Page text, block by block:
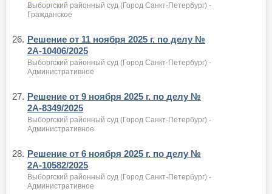
Выборгский районный суд (Город Санкт-Петербург) -
Гражданское
26. Решение от 11 ноября 2025 г. по делу №
2А-10406/2025
Выборгский районный суд (Город Санкт-Петербург) -
Административное
27. Решение от 9 ноября 2025 г. по делу №
2А-8349/2025
Выборгский районный суд (Город Санкт-Петербург) -
Административное
28. Решение от 6 ноября 2025 г. по делу №
2А-10582/2025
Выборгский районный суд (Город Санкт-Петербург) -
Административное